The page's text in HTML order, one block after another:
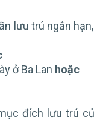
lưu trú ngắn
ở Ba Lan hoặc
đích lưu trú